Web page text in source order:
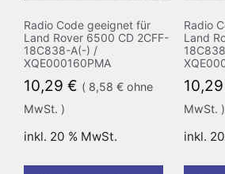
Radio Code geeignet für
Land Rover 6500 CD 2CFF-
18C838-A(-) /
XQE000160PMA
10,29 € ( 8,58 € ohne
MwSt. )
inkl. 20 % MwSt.
Radio
Land
10,29
MwSt. )
inkl.